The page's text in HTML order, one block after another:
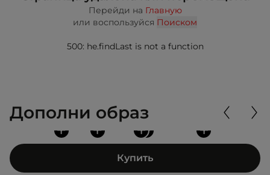
Перейди на Главную
или воспользуйся Поиском
500: he.findLast is not a function
Дополни образ
+
+
+ + +
Купить